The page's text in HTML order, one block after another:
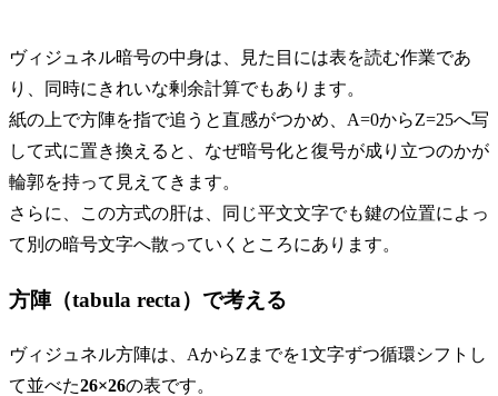
ヴィジュネル暗号の中身は、見た目には表を読む作業であ
り、同時にきれいな剰余計算でもあります。
紙の上で方陣を指で追うと直感がつかめ、A=0からZ=25へ写
して式に置き換えると、なぜ暗号化と復号が成り立つのかが
輪郭を持って見えてきます。
さらに、この方式の肝は、同じ平文文字でも鍵の位置によっ
て別の暗号文字へ散っていくところにあります。
方陣（tabula recta）で考える
ヴィジュネル方陣は、AからZまでを1文字ずつ循環シフトし
て並べた26×26の表です。